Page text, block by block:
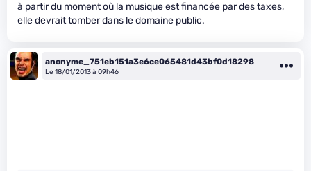
à partir du moment où la musique est financée par des taxes,
elle devrait tomber dans le domaine public.
anonyme_751eb151a3e6ce065481d43bf0d18298
Le 18/01/2013 à 09h46